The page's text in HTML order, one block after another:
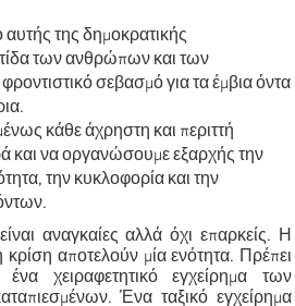
της δημοκρατικής
των ανθρώπων και των
σεβασμό για τα έμβια όντα
κάθε άχρηστη και περιττή
και να οργανώσουμε εξαρχής την
την κυκλοφορία και την
αναγκαίες αλλά όχι επαρκείς. Η
κρίση αποτελούν μία ενότητα. Πρέπει
χειραφετητικό εγχείρημα των
Ένα ταξικό εγχείρημα